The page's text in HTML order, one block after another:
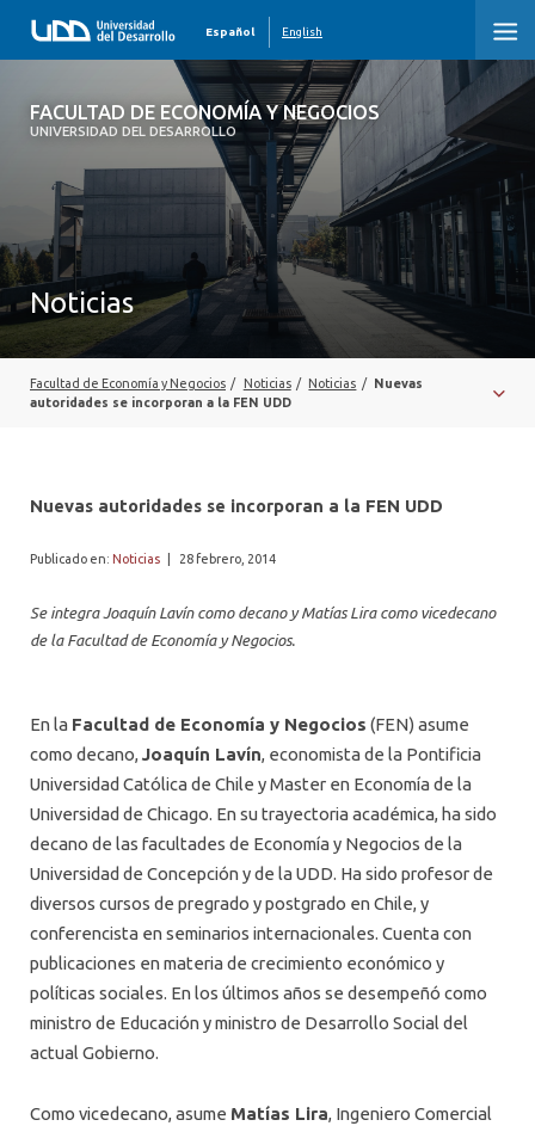
FACULTAD DE ECONOMÍA Y NEGOCIOS
UNIVERSIDAD DEL DESARROLLO
Español English
FACULTAD DE ECONOMÍA Y NEGOCIOS
QUIÉNES SOMOS
PREGRADO
POSTGRADO
EDUCACIÓN EJECUTIVA
Noticias
Facultad de Economía y Negocios / Noticias / Noticias /
Nuevas
autoridades se incorporan a la FEN UDD
Nuevas autoridades se incorporan a la FEN UDD
Publicado en: Noticias 28 febrero, 2014
Se integra Joaquín Lavín como decano y Matías Lira como vicedecano
de la Facultad de Economía y Negocios.
En la Facultad de Economía y Negocios (FEN) asume
como decano, Joaquín Lavín, economista de la Pontificia
Universidad Católica de Chile y Master en Economía de la
Universidad de Chicago. En su trayectoria académica, ha sido
decano de las facultades de Economía y Negocios de la
Universidad de Concepción y de la UDD. Ha sido profesor de
diversos cursos de pregrado y postgrado en Chile, y
conferencista en seminarios internacionales. Cuenta con
publicaciones en materia de crecimiento económico y
políticas sociales. En los últimos años se desempeñó como
ministro de Educación y ministro de Desarrollo Social del
actual Gobierno.
Como vicedecano, asume Matías Lira, Ingeniero Comercial